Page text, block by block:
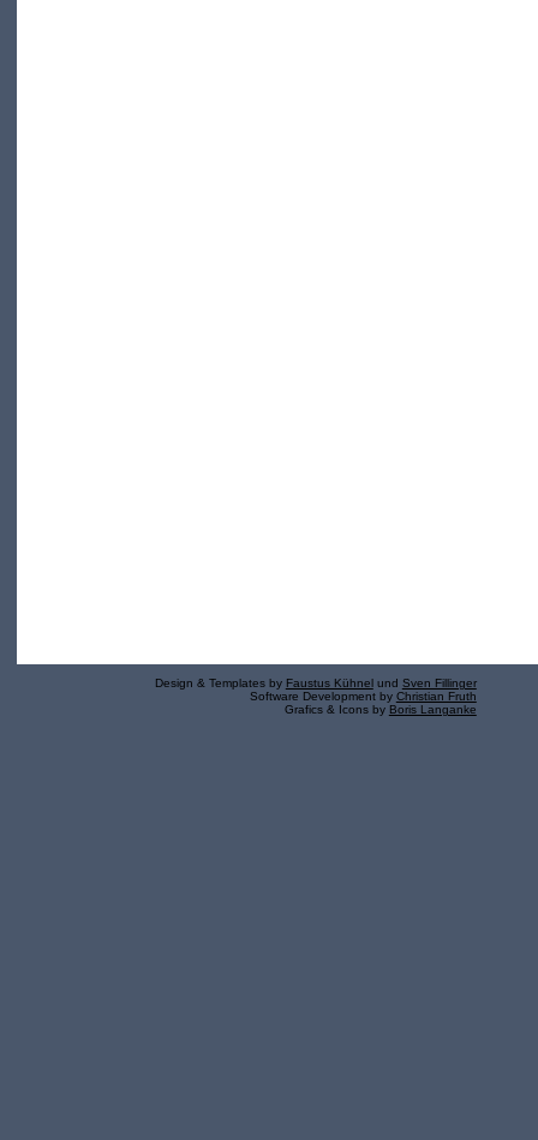
Design & Templates by Faustus Kühnel und Sven Fillinger
Software Development by Christian Fruth
Grafics & Icons by Boris Langanke